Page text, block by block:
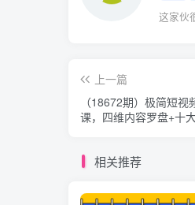
这家伙
上一篇
（18672期）极简短
课，四维内容罗盘+十
相关推荐